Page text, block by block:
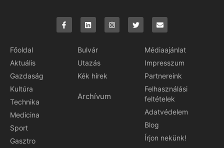
Főoldal
Aktuális
Gazdaság
Kultúra
Technika
Medicina
Sport
Gasztro
Bulvár
Utazás
Kék hírek
Archívum
Médiaajánlat
Impresszum
Partnereink
Felhasználási
feltételek
Adatvédelem
Blog
Írjon nekünk!